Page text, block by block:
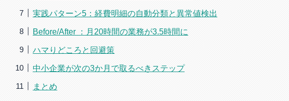
実践パターン5：経費明細の自動分類と異常値検出
Before/After ：月20時間の業務が3.5時間に
ハマりどころと回避策
中小企業が次の3か月で取るべきステップ
まとめ